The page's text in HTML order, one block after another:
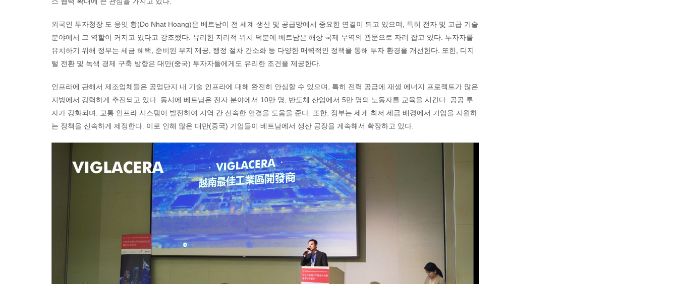
외국인 투자청장 도 응잇 황(Do Nhat Hoang)은 베트남이 전 세계 생산 및 공급망에서 중요한 연결이 되고 있으며, 특히 전자 및 고급 기술
분야에서 그 역할이 커지고 있다고 강조했다. 유리한 지리적 위치 덕분에 베트남은 해상 국제 무역의 관문으로 자리 잡고 있다. 투자자를
유치하기 위해 정부는 세금 혜택, 준비된 부지 제공, 행정 절차 간소화 등 다양한 매력적인 정책을 통해 투자 환경을 개선한다. 또한, 디지
털 전환 및 녹색 경제 구축 방향은 대만(중국) 투자자들에게도 유리한 조건을 제공한다.
인프라에 관해서 제조업체들은 공업단지 내 기술 인프라에 대해 완전히 안심할 수 있으며, 특히 전력 공급에 재생 에너지 프로젝트가 많은
지방에서 강력하게 추진되고 있다. 동시에 베트남은 전자 분야에서 10만 명, 반도체 산업에서 5만 명의 노동자를 교육을 시킨다. 공공 투
자가 강화되며, 교통 인프라 시스템이 발전하여 지역 간 신속한 연결을 도움을 준다. 또한, 정부는 세게 최저 세금 배경에서 기업을 지원하
는 정책을 신속하게 제정한다. 이로 인해 많은 대만(중국) 기업들이 베트남에서 생산 공장을 계속해서 확장하고 있다.